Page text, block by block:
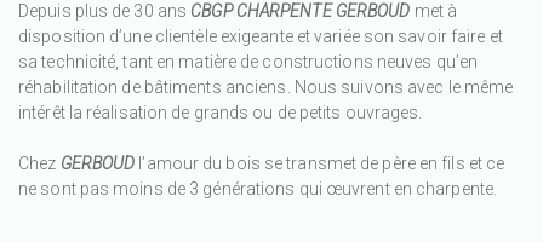
Depuis plus de 30 ans CBGP CHARPENTE GERBOUD met à
disposition d’une clientèle exigeante et variée son savoir faire et
sa technicité, tant en matière de constructions neuves qu’en
réhabilitation de bâtiments anciens. Nous suivons avec le même
intérêt la réalisation de grands ou de petits ouvrages.
Chez GERBOUD l’amour du bois se transmet de père en fils et ce
ne sont pas moins de 3 générations qui œuvrent en charpente.